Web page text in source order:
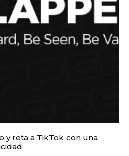
y reta a TikTok con una